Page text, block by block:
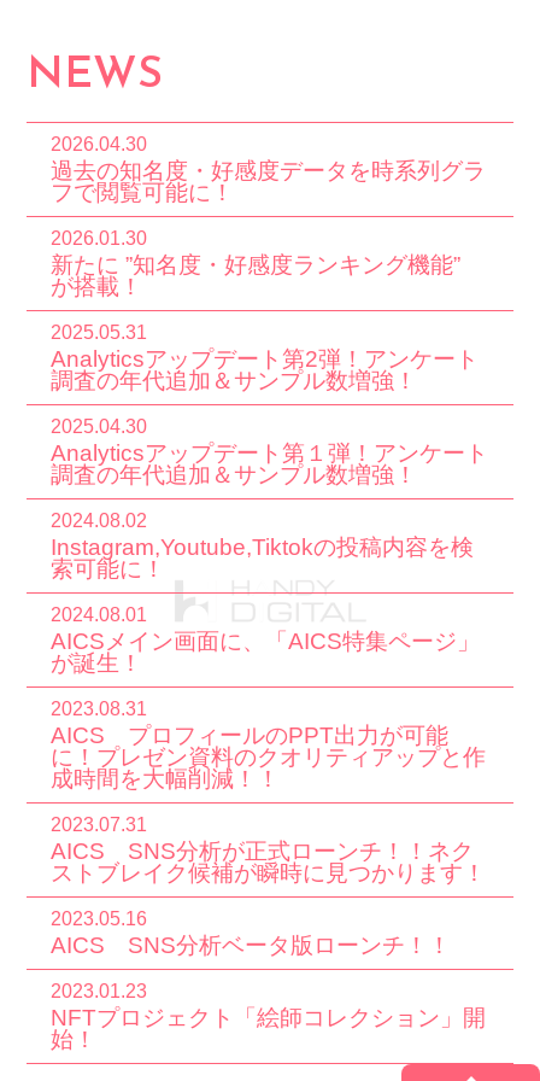
NEWS
2026.04.30
過去の知名度・好感度データを時系列グラ
フで閲覧可能に！
2026.01.30
新たに ”知名度・好感度ランキング機能”
が搭載！
2025.05.31
Analyticsアップデート第2弾！アンケート
調査の年代追加＆サンプル数増強！
2025.04.30
Analyticsアップデート第１弾！アンケート
調査の年代追加＆サンプル数増強！
2024.08.02
Instagram,Youtube,Tiktokの投稿内容を検
索可能に！
2024.08.01
AICSメイン画面に、「AICS特集ページ」
が誕生！
2023.08.31
AICS プロフィールのPPT出力が可能
に！プレゼン資料のクオリティアップと作
成時間を大幅削減！！
2023.07.31
AICS SNS分析が正式ローンチ！！ネク
ストブレイク候補が瞬時に見つかります！
2023.05.16
AICS SNS分析ベータ版ローンチ！！
2023.01.23
NFTプロジェクト「絵師コレクション」開
始！